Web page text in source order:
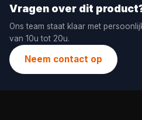
Vragen over dit
Ons team staat klaar met
van 10u tot 20u.
Neem contact op